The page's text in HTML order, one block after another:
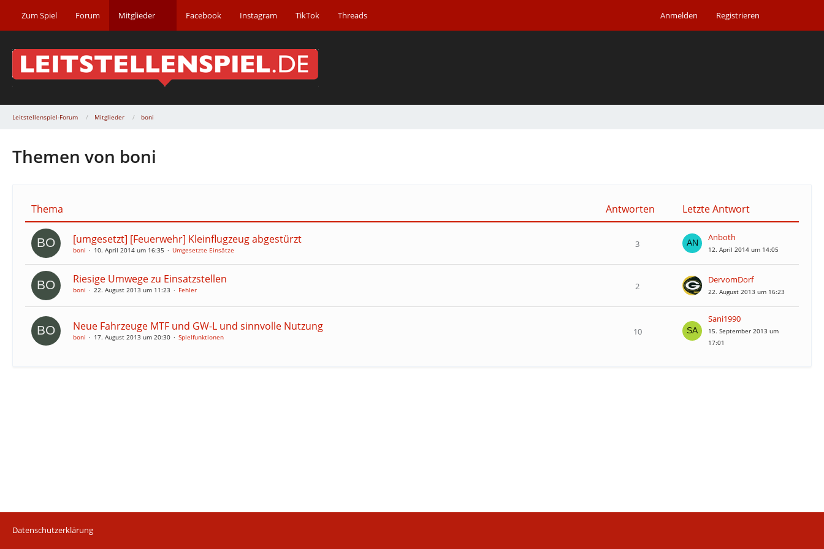
Zum Spiel Forum Mitglieder Facebook Instagram TikTok Threads Anmelden Registrieren
Leitstellenspiel-Forum Mitglieder boni
Themen von boni
Thema Antworten Letzte Antwort
[umgesetzt] [Feuerwehr] Kleinflugzeug abgestürzt
boni 10. April 2014 um 16:35 Umgesetzte Einsätze
3
Anboth
12. April 2014 um 14:05
Riesige Umwege zu Einsatzstellen
boni 22. August 2013 um 11:23 Fehler 2
DervomDorf
22. August 2013 um 16:23
Neue Fahrzeuge MTF und GW-L und sinnvolle Nutzung
boni 17. August 2013 um 20:30 Spielfunktionen
10
Sani1990
15. September 2013 um
17:01
Datenschutzerklärung